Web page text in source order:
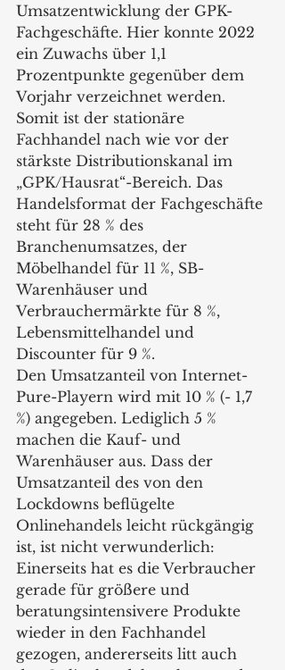
Umsatzentwicklung der GPK-
Fachgeschäfte. Hier konnte 2022
ein Zuwachs über 1,1
Prozentpunkte gegenüber dem
Vorjahr verzeichnet werden.
Somit ist der stationäre
Fachhandel nach wie vor der
stärkste Distributionskanal im
„GPK/Hausrat“-Bereich. Das
Handelsformat der Fachgeschäfte
steht für 28 % des
Branchenumsatzes, der
Möbelhandel für 11 %, SB-
Warenhäuser und
Verbrauchermärkte für 8 %,
Lebensmittelhandel und
Discounter für 9 %.
Den Umsatzanteil von Internet-
Pure-Playern wird mit 10 % (- 1,7
%) angegeben. Lediglich 5 %
machen die Kauf- und
Warenhäuser aus. Dass der
Umsatzanteil des von den
Lockdowns beflügelte
Onlinehandels leicht rückgängig
ist, ist nicht verwunderlich:
Einerseits hat es die Verbraucher
gerade für größere und
beratungsintensivere Produkte
wieder in den Fachhandel
gezogen, andererseits litt auch